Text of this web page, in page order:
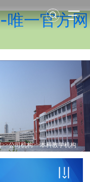
一官方网
>>公司机构>>本科教学机构